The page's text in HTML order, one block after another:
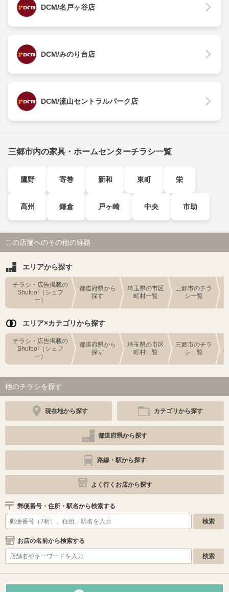
DCM/名戸ヶ谷店
DCM/みのり台店
DCM/流山セントラルパーク店
三郷市内の家具・ホームセンターチラシ一覧
鷹野 寄巻 新和 東町 栄
高州 鎌倉 戸ヶ崎 中央 市助
この店舗へのその他の経路
エリアから探す
チラシ・広告掲載の
Shufoo!（シュフ
ー）
都道府県から
探す
埼玉県の市区
町村一覧
三郷市のチラ
シ一覧
エリア×カテゴリから探す
チラシ・広告掲載の
Shufoo!（シュフ
ー）
都道府県から
探す
埼玉県の市区
町村一覧
三郷市のチラ
シ一覧
他のチラシを探す
現在地から探す カテゴリから探す
都道府県から探す
路線・駅から探す
よく行くお店から探す
郵便番号・住所・駅名から検索する
お店の名前から検索する